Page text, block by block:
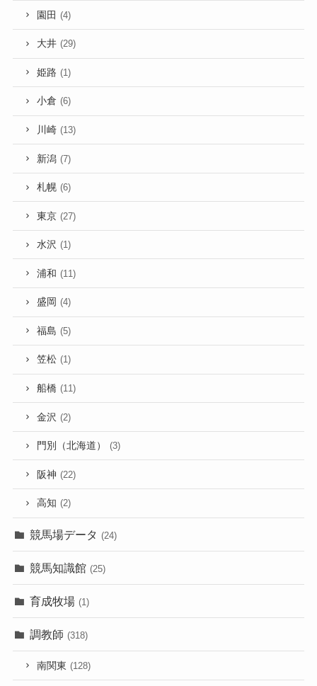
園田 (4)
大井 (29)
姫路 (1)
小倉 (6)
川崎 (13)
新潟 (7)
札幌 (6)
東京 (27)
水沢 (1)
浦和 (11)
盛岡 (4)
福島 (5)
笠松 (1)
船橋 (11)
金沢 (2)
門別（北海道） (3)
阪神 (22)
高知 (2)
競馬場データ (24)
競馬知識館 (25)
育成牧場 (1)
調教師 (318)
南関東 (128)